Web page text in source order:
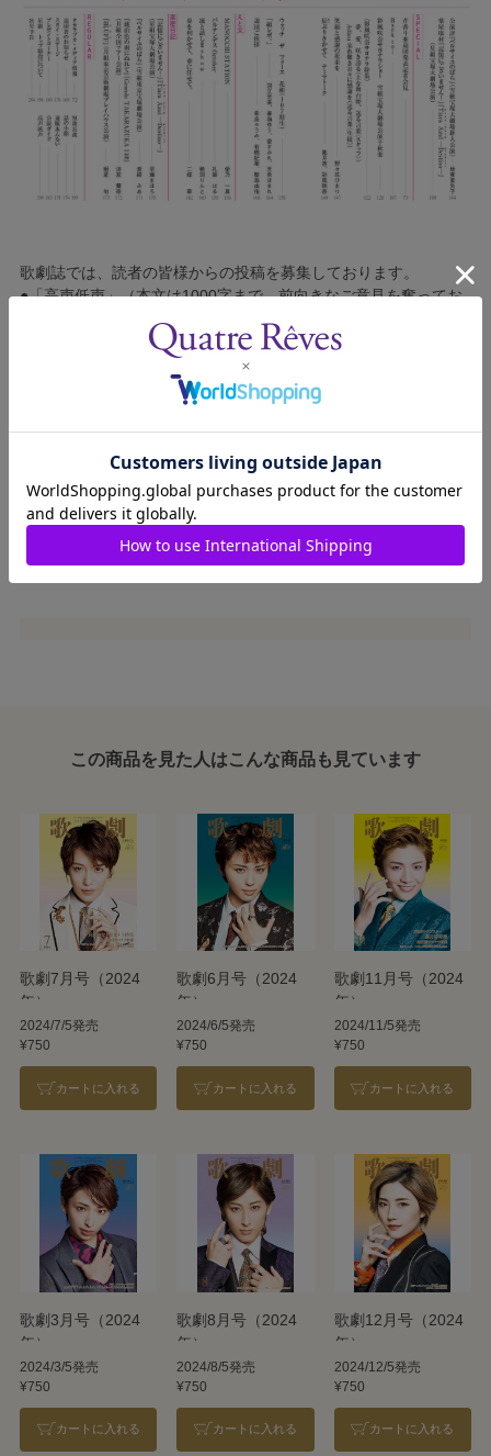
歌劇誌では、読者の皆様からの投稿を募集しております。
●「高声低声」（本文は1000字まで。前向きなご意見を奮ってお
●「短波長波」（宝塚に関する質問を募集しております）
●「組レポ。」（在団中の生徒に対して聞いてみたいことを募集
投稿には、住所・氏名（必要な場合は、ペンネームも）を明記し
てください。
（「組レポ。」は、質問したい生徒名、組名もお書き添えくださ
件名に、「高声低声」「短波長波」「組レポ。〇組係」とお書き
ください。
投稿はこちらから。
この商品を見た人はこんな商品も見ています
歌劇7月号（2024
年）
2024/7/5発売
¥750
カートに入れる
歌劇6月号（2024
年）
2024/6/5発売
¥750
カートに入れる
歌劇11月号（2024
年）
2024/11/5発売
¥750
カートに入れる
歌劇3月号（2024
年）
2024/3/5発売
¥750
カートに入れる
歌劇8月号（2024
年）
2024/8/5発売
¥750
カートに入れる
歌劇12月号（2024
年）
2024/12/5発売
¥750
カートに入れる